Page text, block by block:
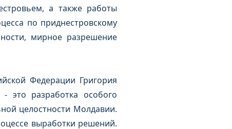
а также работы
по приднестровскому
мирное разрешение
Федерации Григория
это разработка особого
целостности Молдавии.
выработки решений.